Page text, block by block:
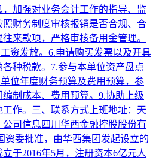
加强对业务会计工作的指导、监
财务制度审核报销是否合规、合
来款项，严格审核备用金管理。
资发放。6.申请购买发票以及开具
种税款。7.参与本单位资产盘点
位年度财务预算及费用预算，参
制成本、费用预算。9.协助上级
作。三、联系方式上班地址：天
司信息四川华西金融控股股份有
资委批准，由华西集团发起设立的
于2016年5月，注册资本6亿元人